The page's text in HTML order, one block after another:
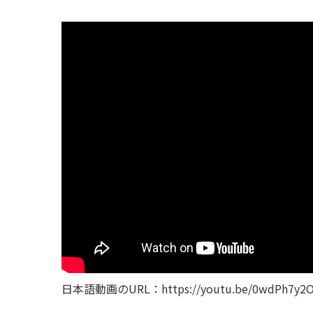
日本語動画のURL：https://youtu.be/